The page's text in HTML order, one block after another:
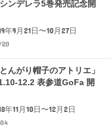
ンデレラ5巻発売記念開
年9月21日〜10月27日
んがり帽子のアトリエ」
12.2 表参道GoFa 開
年11月10日〜12月2日